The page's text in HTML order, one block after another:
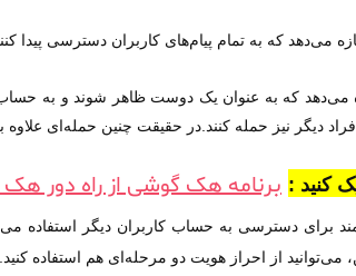
که به تمام پیام‌های کاربران دسترسی پیدا
می‌دهد که به عنوان یک دوست ظاهر شوند و به
دیگر نیز حمله کنند. در حقیقت چنین حمله‌ای علاوه
کنید : برنامه هک گوشی از راه دور هک
برای دسترسی به حساب کاربران دیگر استفاده
می‌توانید از احراز هویت دو مرحله‌ای هم استفاده کنید.